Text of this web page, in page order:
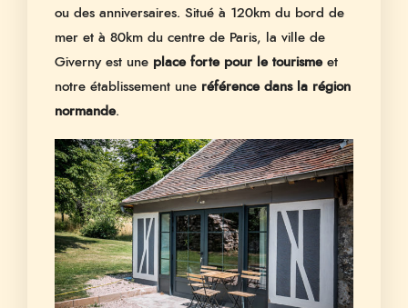
ou des anniversaires. Situé à 120km du bord de
mer et à 80km du centre de Paris, la ville de
Giverny est une place forte pour le tourismeet
notre établissement une référence dans la région
normande.